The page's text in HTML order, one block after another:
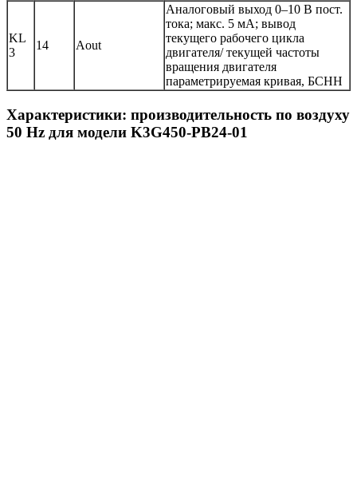
KL
3
14 Aout
Аналоговый выход 0–10 В пост.
тока; макс. 5 мА; вывод
текущего рабочего цикла
двигателя/ текущей частоты
вращения двигателя
параметрируемая кривая, БСНН
Характеристики: производительность по воздуху
50 Hz для модели K3G450-PB24-01